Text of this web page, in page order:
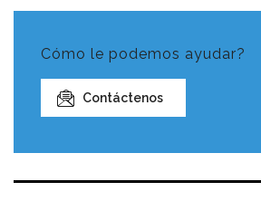
Cómo le podemos ayudar?
Contáctenos